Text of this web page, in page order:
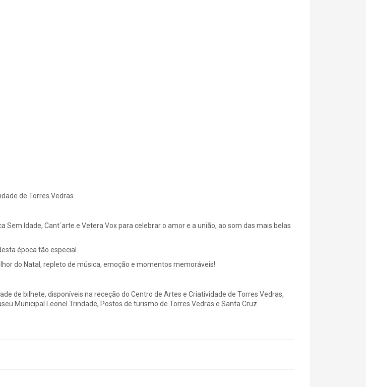
de Torres Vedras
Sem Idade, Cant´arte e Vetera Vox para celebrar o amor e a união, ao som das mais belas
época tão especial.
do Natal, repleto de música, emoção e momentos memoráveis!
de bilhete, disponíveis na receção do Centro de Artes e Criatividade de Torres Vedras,
Municipal Leonel Trindade, Postos de turismo de Torres Vedras e Santa Cruz.